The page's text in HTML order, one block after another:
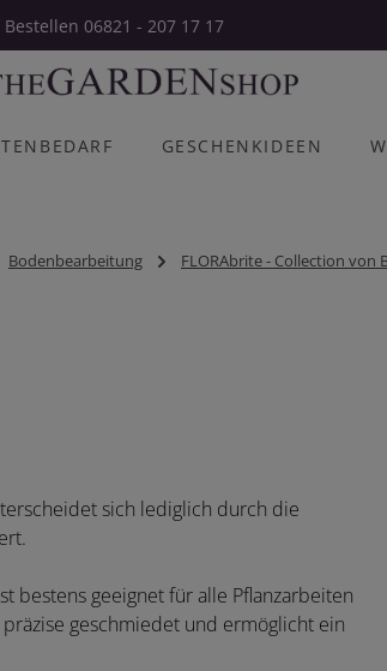
Bestellen 06821 - 207 17 17
GESCHENKIDEEN
Bodenbearbeitung FLORAbrite - Collection von
sich lediglich durch die
bestens geeignet für alle Pflanzarbeiten
geschmiedet und ermöglicht ein